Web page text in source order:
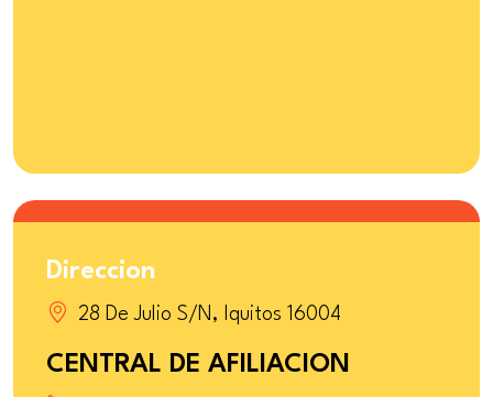
Direccion
28 De Julio S/N, Iquitos 16004
CENTRAL DE AFILIACION